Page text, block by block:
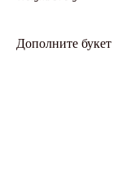
Дополните букет